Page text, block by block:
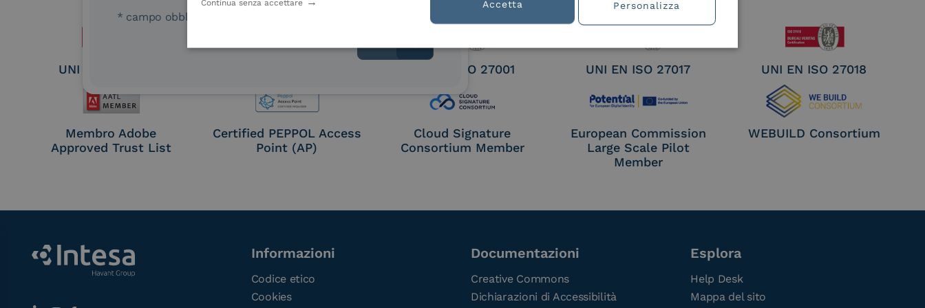
Seal Creation
UNI EN ISO 37001 UNI EN ISO 27001 UNI EN ISO 27017 UNI EN ISO 27018
Membro Adobe
Approved Trust List
Certified PEPPOL Access
Point (AP)
Cloud Signature
Consortium Member
European Commission
Large Scale Pilot
Member
WEBUILD Consortium
* campo obbligatorio
Informazioni
Codice etico
Cookies
Documentazioni
Creative Commons
Dichiarazioni di Accessibilità
Esplora
Help Desk
Mappa del sito
Accetta
Continua senza accettare Personalizza